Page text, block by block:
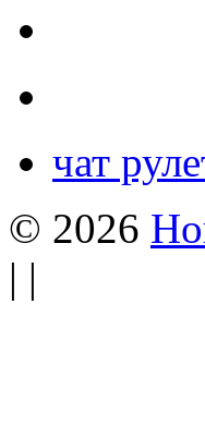
чат
© 2026
| |